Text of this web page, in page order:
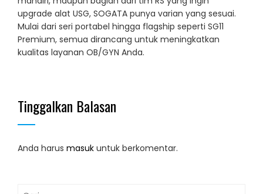
upgrade alat USG, SOGATA punya varian yang sesuai.
Mulai dari seri portabel hingga flagship seperti SG11
Premium, semua dirancang untuk meningkatkan
kualitas layanan OB/GYN Anda.
Tinggalkan Balasan
Anda harus masuk untuk berkomentar.